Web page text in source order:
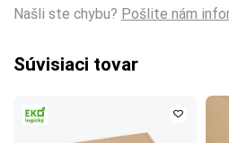
Našli ste chybu? Pošlite nám
Súvisiaci tovar